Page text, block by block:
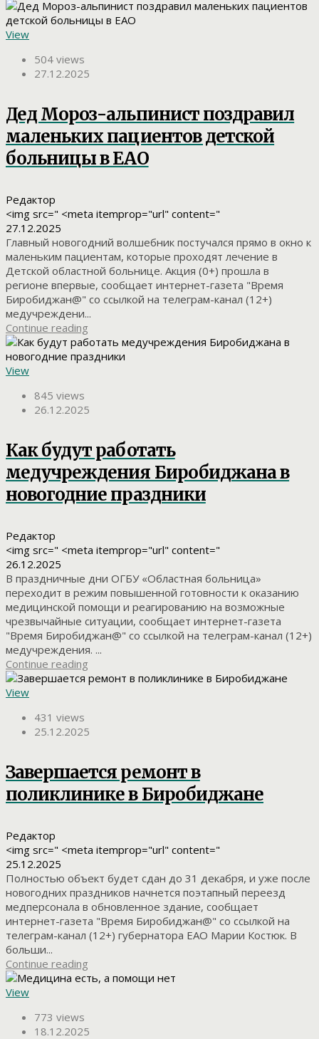
View
504 views
27.12.2025
Дед Мороз-альпинист поздравил
маленьких пациентов детской
больницы в ЕАО
Редактор
<img src=" <meta itemprop="url" content="
27.12.2025
Главный новогодний волшебник постучался прямо в окно к
маленьким пациентам, которые проходят лечение в
Детской областной больнице. Акция (0+) прошла в
регионе впервые, сообщает интернет-газета "Время
Биробиджан@" со ссылкой на телеграм-канал (12+)
медучреждени...
Continue reading
View
845 views
26.12.2025
Как будут работать
медучреждения Биробиджана в
новогодние праздники
Редактор
<img src=" <meta itemprop="url" content="
26.12.2025
В праздничные дни ОГБУ «Областная больница»
переходит в режим повышенной готовности к оказанию
медицинской помощи и реагированию на возможные
чрезвычайные ситуации, сообщает интернет-газета
"Время Биробиджан@" со ссылкой на телеграм-канал (12+)
медучреждения. ...
Continue reading
View
431 views
25.12.2025
Завершается ремонт в
поликлинике в Биробиджане
Редактор
<img src=" <meta itemprop="url" content="
25.12.2025
Полностью объект будет сдан до 31 декабря, и уже после
новогодних праздников начнется поэтапный переезд
медперсонала в обновленное здание, сообщает
интернет-газета "Время Биробиджан@" со ссылкой на
телеграм-канал (12+) губернатора ЕАО Марии Костюк. В
больши...
Continue reading
View
773 views
18.12.2025